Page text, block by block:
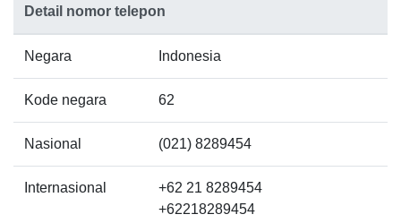
Detail nomor telepon
Negara Indonesia
Kode negara 62
Nasional (021) 8289454
Internasional
+62 21 8289454
+62218289454